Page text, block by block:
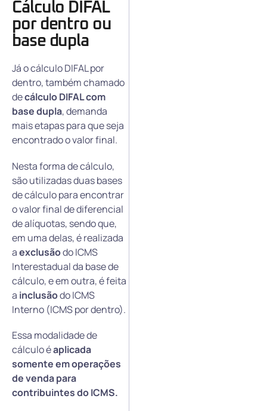
Cálculo DIFAL
por dentro ou
base dupla
Já o cálculo DIFAL por
dentro, também chamado
decálculo DIFAL com
base dupla, demanda
mais etapas para que seja
encontrado o valor final.
Nesta forma de cálculo,
são utilizadas duas bases
de cálculo para encontrar
o valor final de diferencial
de alíquotas, sendo que,
em uma delas, é realizada
aexclusãodo ICMS
Interestadual da base de
cálculo, e em outra, é feita
a inclusãodo ICMS
Interno (ICMS por dentro).
Essa modalidade de
cálculo éaplicada
somente em operações
de venda para
contribuintes do ICMS.